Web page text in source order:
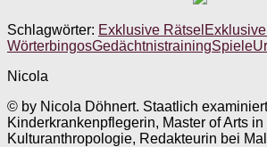
Schlagwörter: Exklusive Rätsel
WörterbingosGedächtnistrainingSpiele
Nicola
© by Nicola Döhnert. Staatlich
Kinderkrankenpflegerin, Master of Arts
Kulturanthropologie, Redakteurin bei